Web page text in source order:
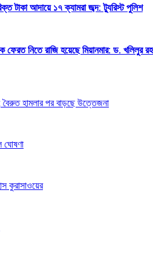
টাকা আদায়ে ১৭ ক্যামরা জব্দ: ট্যুরিস্ট পুলিশ
ফেরত নিতে রাজি হয়েছে মিয়ানমার: ড. খলিলুর
বৈরুত হামলার পর বাড়ছে উত্তেজনা
ঘোষণা
কুরাসাওয়ের